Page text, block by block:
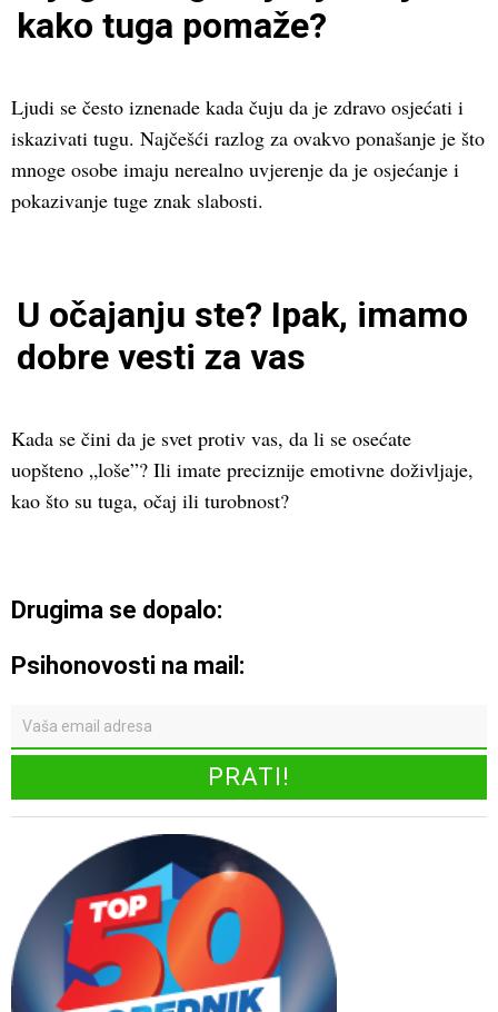
kako tuga pomaže?
Ljudi se često iznenade kada čuju da je zdravo osjećati i
iskazivati tugu. Najčešći razlog za ovakvo ponašanje je što
mnoge osobe imaju nerealno uvjerenje da je osjećanje i
pokazivanje tuge znak slabosti.
U očajanju ste? Ipak, imamo
dobre vesti za vas
Kada se čini da je svet protiv vas, da li se osećate
uopšteno „loše”? Ili imate preciznije emotivne doživljaje,
kao što su tuga, očaj ili turobnost?
Drugima se dopalo:
Psihonovosti na mail: